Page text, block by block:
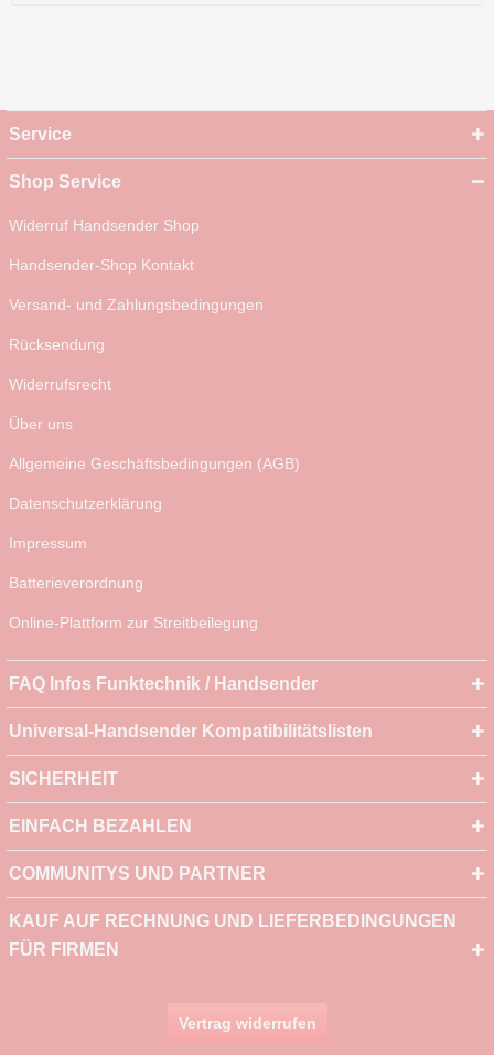
Service
Shop Service
Widerruf Handsender Shop
Handsender-Shop Kontakt
Versand- und Zahlungsbedingungen
Rücksendung
Widerrufsrecht
Über uns
Allgemeine Geschäftsbedingungen (AGB)
Datenschutzerklärung
Impressum
Batterieverordnung
Online-Plattform zur Streitbeilegung
FAQ Infos Funktechnik / Handsender
Universal-Handsender Kompatibilitätslisten
SICHERHEIT
EINFACH BEZAHLEN
COMMUNITYS UND PARTNER
KAUF AUF RECHNUNG UND LIEFERBEDINGUNGEN
FÜR FIRMEN
Vertrag widerrufen